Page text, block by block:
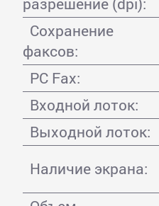
Сохранение
факсов:
PC Fax:
Входной лоток:
Выходной лоток:
Наличие экрана: